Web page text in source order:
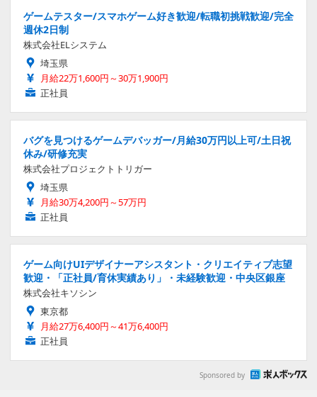
ゲームテスター/スマホゲーム好き歓迎/転職初挑戦歓迎/完全
週休2日制
株式会社ELシステム
埼玉県
月給22万1,600円～30万1,900円
正社員
バグを見つけるゲームデバッガー/月給30万円以上可/土日祝
休み/研修充実
株式会社プロジェクトトリガー
埼玉県
月給30万4,200円～57万円
正社員
ゲーム向けUIデザイナーアシスタント・クリエイティブ志望
歓迎・「正社員/育休実績あり」・未経験歓迎・中央区銀座
株式会社キソシン
東京都
月給27万6,400円～41万6,400円
正社員
Sponsored by